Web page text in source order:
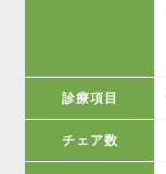
診療項目
チェア数